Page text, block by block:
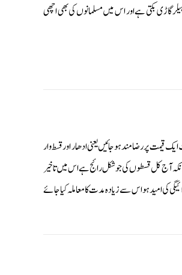
گاڑی بکتی ہے اور اس میں مسلمانوں کی بھی اچھی
قیمت پر رضامند ہوجائیں یعنی ادھار اور قسط وار
آج کل قسطوں کی جو شکل رائج ہے اس میں تاخیر
کی امید ہو اس سے زیادہ مدت کا معاملہ کیا جائے